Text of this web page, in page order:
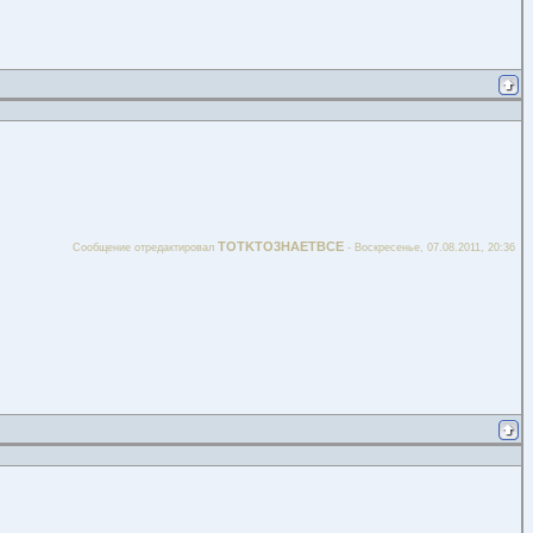
Сообщение отредактировал TOTKTO3HAETBCE - Воскресенье, 07.08.2011, 20:36